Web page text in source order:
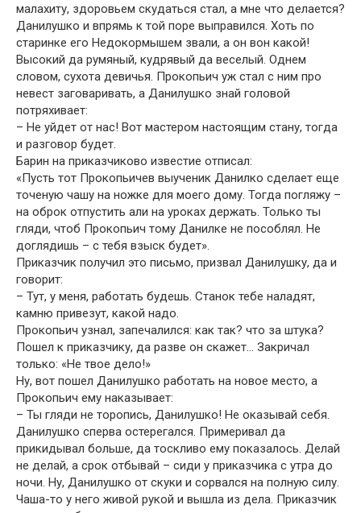
малахиту, здоровьем скудаться стал, а мне что делается?
Данилушко и впрямь к той поре выправился. Хоть по
старинке его Недокормышем звали, а он вон какой!
Высокий да румяный, кудрявый да веселый. Однем
словом, сухота девичья. Прокопьич уж стал с ним про
невест заговаривать, а Данилушко знай головой
потряхивает:
– Не уйдет от нас! Вот мастером настоящим стану, тогда
и разговор будет.
Барин на приказчиково известие отписал:
«Пусть тот Прокопьичев выученик Данилко сделает еще
точеную чашу на ножке для моего дому. Тогда погляжу –
на оброк отпустить али на уроках держать. Только ты
гляди, чтоб Прокопьич тому Данилке не пособлял. Не
доглядишь – с тебя взыск будет».
Приказчик получил это письмо, призвал Данилушку, да и
говорит:
– Тут, у меня, работать будешь. Станок тебе наладят,
камню привезут, какой надо.
Прокопьич узнал, запечалился: как так? что за штука?
Пошел к приказчику, да разве он скажет… Закричал
только: «Не твое дело!»
Ну, вот пошел Данилушко работать на новое место, а
Прокопьич ему наказывает:
– Ты гляди не торопись, Данилушко! Не оказывай себя.
Данилушко сперва остерегался. Примеривал да
прикидывал больше, да тоскливо ему показалось. Делай
не делай, а срок отбывай – сиди у приказчика с утра до
ночи. Ну, Данилушко от скуки и сорвался на полную силу.
Чаша-то у него живой рукой и вышла из дела. Приказчик